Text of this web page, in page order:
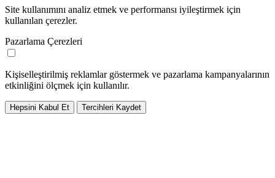
Site kullanımını analiz etmek ve performansı iyileştirmek için
kullanılan çerezler.
Pazarlama Çerezleri
Kişiselleştirilmiş reklamlar göstermek ve pazarlama kampanyalarının
etkinliğini ölçmek için kullanılır.
Hepsini Kabul Et Tercihleri Kaydet